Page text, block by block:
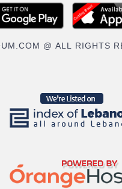
@ ALL RIGHTS